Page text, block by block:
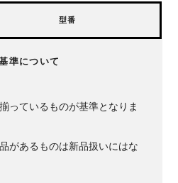
型番
準について
っているものが基準となりま
があるものは新品扱いにはな